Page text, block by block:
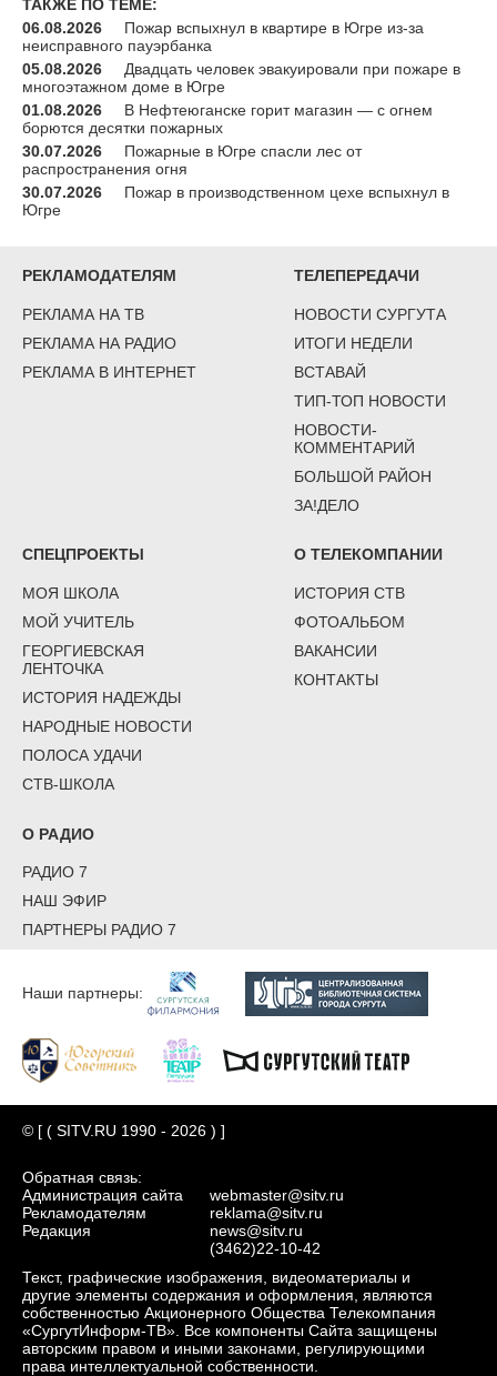
ТАКЖЕ ПО ТЕМЕ:
06.08.2026
Пожар вспыхнул в квартире в Югре из-за
неисправного пауэрбанка
05.08.2026
Двадцать человек эвакуировали при пожаре в
многоэтажном доме в Югре
01.08.2026
В Нефтеюганске горит магазин — с огнем
борются десятки пожарных
30.07.2026
Пожарные в Югре спасли лес от
распространения огня
30.07.2026
Пожар в производственном цехе вспыхнул в
Югре
РЕКЛАМОДАТЕЛЯМ
РЕКЛАМА НА ТВ
РЕКЛАМА НА РАДИО
РЕКЛАМА В ИНТЕРНЕТ
ТЕЛЕПЕРЕДАЧИ
НОВОСТИ СУРГУТА
ИТОГИ НЕДЕЛИ
ВСТАВАЙ
ТИП-ТОП НОВОСТИ
НОВОСТИ-
КОММЕНТАРИЙ
БОЛЬШОЙ РАЙОН
ЗА!ДЕЛО
СПЕЦПРОЕКТЫ
МОЯ ШКОЛА
МОЙ УЧИТЕЛЬ
ГЕОРГИЕВСКАЯ
ЛЕНТОЧКА
ИСТОРИЯ НАДЕЖДЫ
НАРОДНЫЕ НОВОСТИ
ПОЛОСА УДАЧИ
СТВ-ШКОЛА
О ТЕЛЕКОМПАНИИ
ИСТОРИЯ СТВ
ФОТОАЛЬБОМ
ВАКАНСИИ
КОНТАКТЫ
О РАДИО
РАДИО 7
НАШ ЭФИР
ПАРТНЕРЫ РАДИО 7
Наши партнеры:
© [ ( SITV.RU 1990 - 2026 ) ]
Обратная связь:
Администрация сайта
Рекламодателям
Редакция
webmaster@sitv.ru
reklama@sitv.ru
news@sitv.ru
(3462)22-10-42
Текст, графические изображения, видеоматериалы и
другие элементы содержания и оформления, являются
собственностью Акционерного Общества Телекомпания
«СургутИнформ-ТВ». Все компоненты Сайта защищены
авторским правом и иными законами, регулирующими
права интеллектуальной собственности.